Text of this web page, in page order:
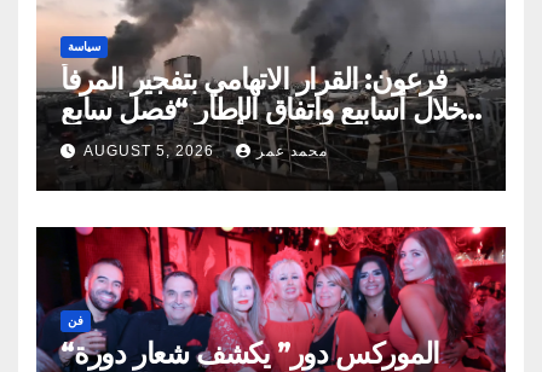
سياسة
فرعون: القرار الاتهامي بتفجير المرفأ
خلال أسابيع واتفاق الإطار “فصل سابع
ونصف”
AUGUST 5, 2026 محمد عمر
فن
“الموركس دور” يكشف شعار دورة